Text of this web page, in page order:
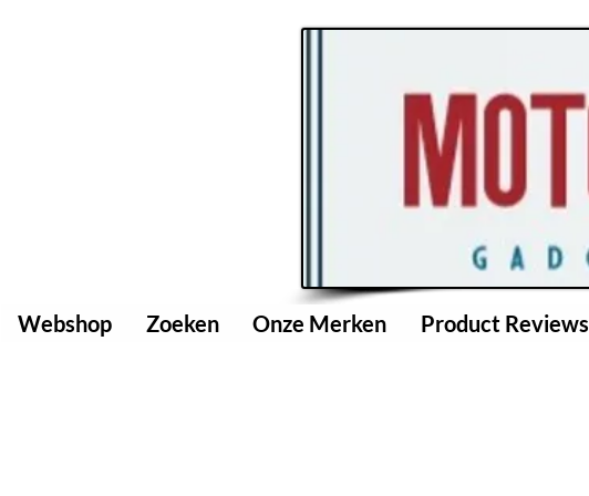
Webshop Zoeken Onze Merken Product Reviews